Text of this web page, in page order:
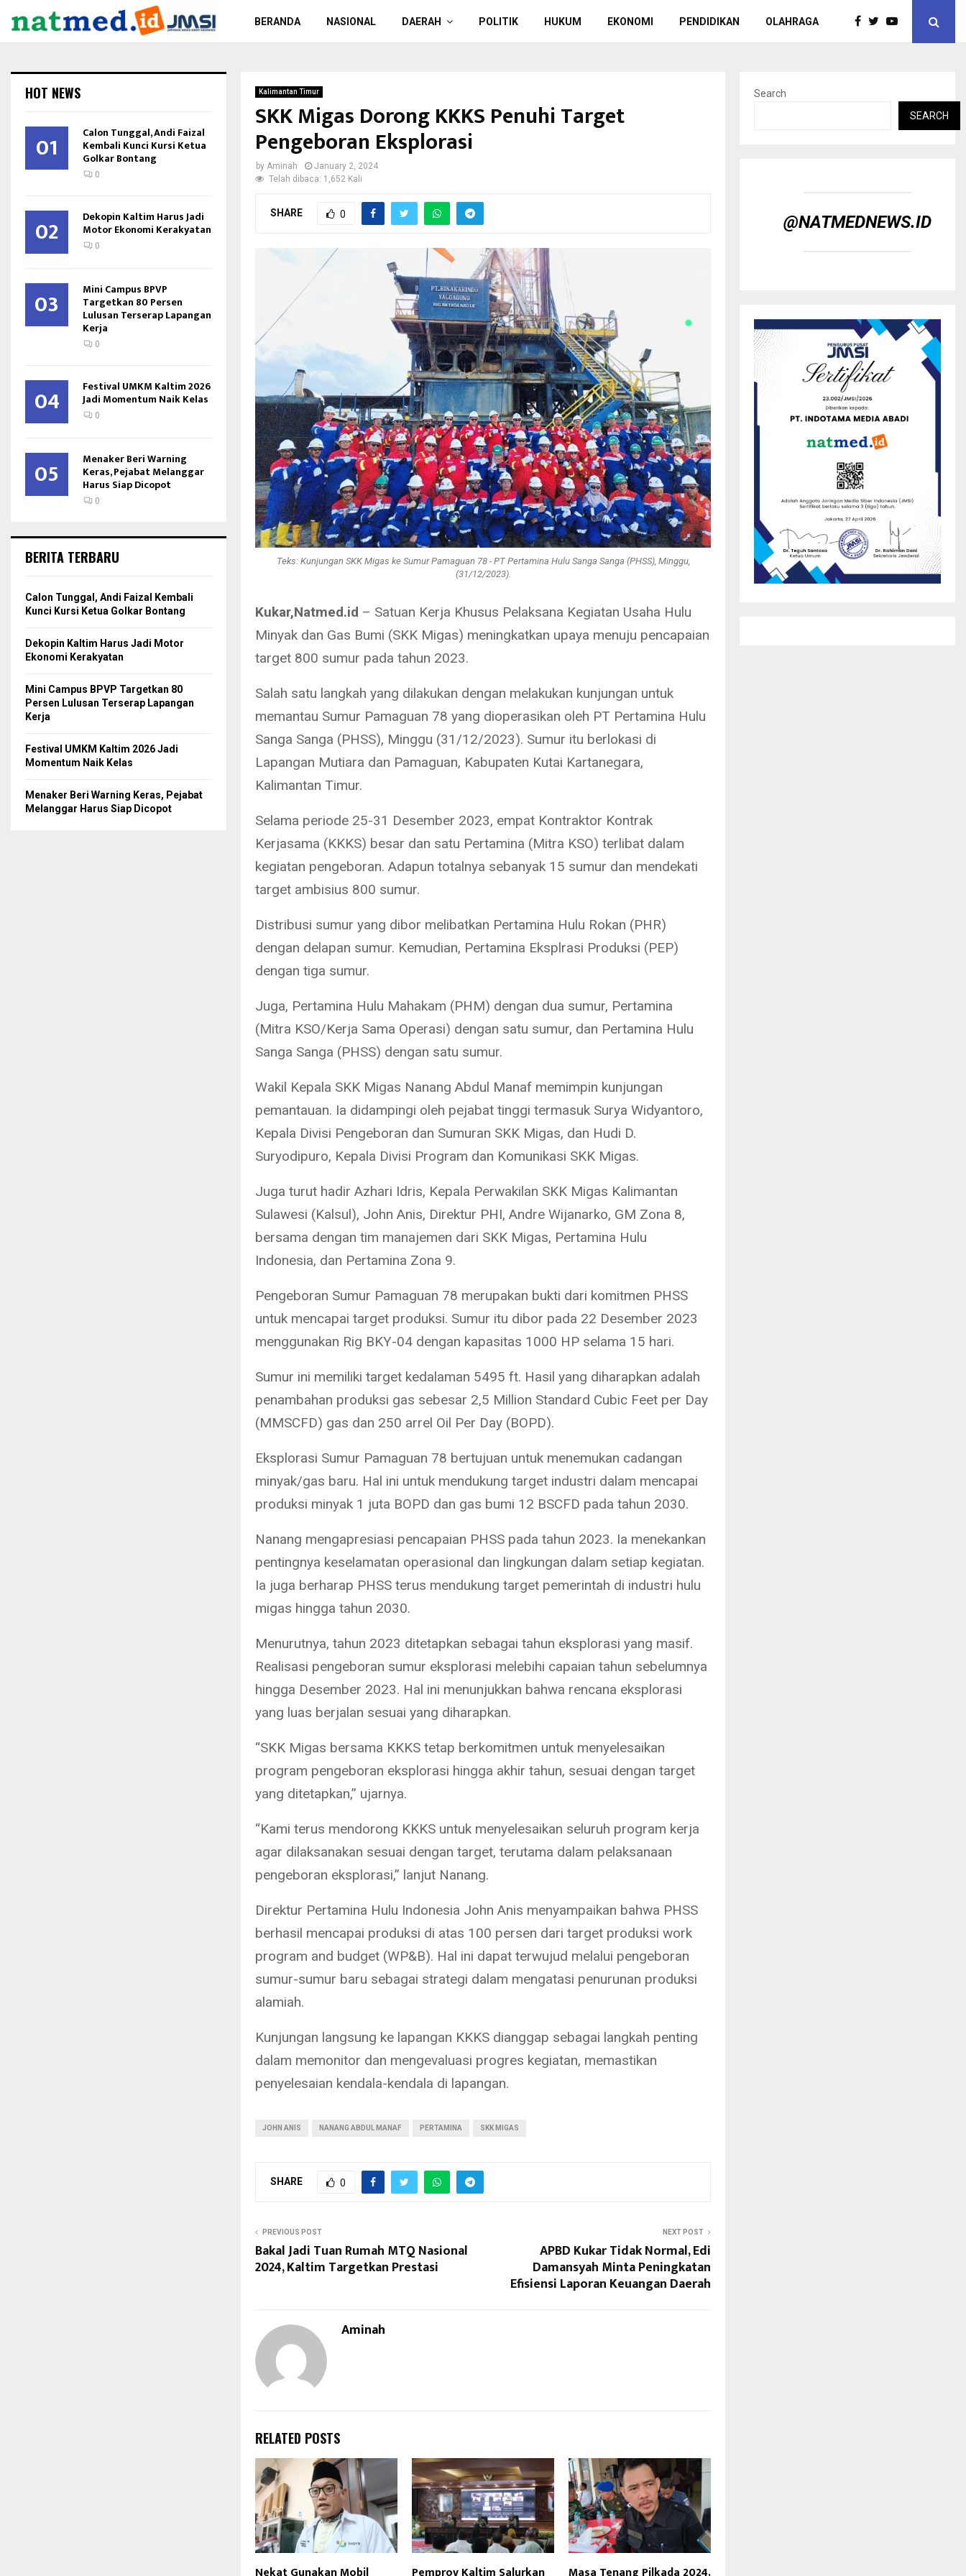
BERANDA NASIONAL DAERAH POLITIK HUKUM EKONOMI PENDIDIKAN OLAHRAGA
Kalimantan Timur
SKK Migas Dorong KKKS Penuhi Target
Pengeboran Eksplorasi
by Aminah
January 2, 2024
Telah dibaca: 1,652 Kali
SHARE 0
Teks: Kunjungan SKK Migas ke Sumur Pamaguan 78 - PT Pertamina Hulu Sanga Sanga (PHSS), Minggu,
(31/12/2023).
Kukar,Natmed.id – Satuan Kerja Khusus Pelaksana Kegiatan Usaha Hulu
Minyak dan Gas Bumi (SKK Migas) meningkatkan upaya menuju pencapaian
target 800 sumur pada tahun 2023.
Salah satu langkah yang dilakukan dengan melakukan kunjungan untuk
memantau Sumur Pamaguan 78 yang dioperasikan oleh PT Pertamina Hulu
Sanga Sanga (PHSS), Minggu (31/12/2023). Sumur itu berlokasi di
Lapangan Mutiara dan Pamaguan, Kabupaten Kutai Kartanegara,
Kalimantan Timur.
Selama periode 25-31 Desember 2023, empat Kontraktor Kontrak
Kerjasama (KKKS) besar dan satu Pertamina (Mitra KSO) terlibat dalam
kegiatan pengeboran. Adapun totalnya sebanyak 15 sumur dan mendekati
target ambisius 800 sumur.
Distribusi sumur yang dibor melibatkan Pertamina Hulu Rokan (PHR)
dengan delapan sumur. Kemudian, Pertamina Eksplrasi Produksi (PEP)
dengan tiga sumur.
Juga, Pertamina Hulu Mahakam (PHM) dengan dua sumur, Pertamina
(Mitra KSO/Kerja Sama Operasi) dengan satu sumur, dan Pertamina Hulu
Sanga Sanga (PHSS) dengan satu sumur.
Wakil Kepala SKK Migas Nanang Abdul Manaf memimpin kunjungan
pemantauan. Ia didampingi oleh pejabat tinggi termasuk Surya Widyantoro,
Kepala Divisi Pengeboran dan Sumuran SKK Migas, dan Hudi D.
Suryodipuro, Kepala Divisi Program dan Komunikasi SKK Migas.
Juga turut hadir Azhari Idris, Kepala Perwakilan SKK Migas Kalimantan
Sulawesi (Kalsul), John Anis, Direktur PHI, Andre Wijanarko, GM Zona 8,
bersama dengan tim manajemen dari SKK Migas, Pertamina Hulu
Indonesia, dan Pertamina Zona 9.
Pengeboran Sumur Pamaguan 78 merupakan bukti dari komitmen PHSS
untuk mencapai target produksi. Sumur itu dibor pada 22 Desember 2023
menggunakan Rig BKY-04 dengan kapasitas 1000 HP selama 15 hari.
Sumur ini memiliki target kedalaman 5495 ft. Hasil yang diharapkan adalah
penambahan produksi gas sebesar 2,5 Million Standard Cubic Feet per Day
(MMSCFD) gas dan 250 arrel Oil Per Day (BOPD).
Eksplorasi Sumur Pamaguan 78 bertujuan untuk menemukan cadangan
minyak/gas baru. Hal ini untuk mendukung target industri dalam mencapai
produksi minyak 1 juta BOPD dan gas bumi 12 BSCFD pada tahun 2030.
Nanang mengapresiasi pencapaian PHSS pada tahun 2023. Ia menekankan
pentingnya keselamatan operasional dan lingkungan dalam setiap kegiatan.
Ia juga berharap PHSS terus mendukung target pemerintah di industri hulu
migas hingga tahun 2030.
Menurutnya, tahun 2023 ditetapkan sebagai tahun eksplorasi yang masif.
Realisasi pengeboran sumur eksplorasi melebihi capaian tahun sebelumnya
hingga Desember 2023. Hal ini menunjukkan bahwa rencana eksplorasi
yang luas berjalan sesuai yang diharapkan.
“SKK Migas bersama KKKS tetap berkomitmen untuk menyelesaikan
program pengeboran eksplorasi hingga akhir tahun, sesuai dengan target
yang ditetapkan,” ujarnya.
“Kami terus mendorong KKKS untuk menyelesaikan seluruh program kerja
agar dilaksanakan sesuai dengan target, terutama dalam pelaksanaan
pengeboran eksplorasi,” lanjut Nanang.
Direktur Pertamina Hulu Indonesia John Anis menyampaikan bahwa PHSS
berhasil mencapai produksi di atas 100 persen dari target produksi work
program and budget (WP&B). Hal ini dapat terwujud melalui pengeboran
sumur-sumur baru sebagai strategi dalam mengatasi penurunan produksi
alamiah.
Kunjungan langsung ke lapangan KKKS dianggap sebagai langkah penting
dalam memonitor dan mengevaluasi progres kegiatan, memastikan
penyelesaian kendala-kendala di lapangan.
JOHN ANIS NANANG ABDUL MANAF PERTAMINA SKK MIGAS
SHARE 0
PREVIOUS POST
Bakal Jadi Tuan Rumah MTQ Nasional
2024, Kaltim Targetkan Prestasi
NEXT POST
APBD Kukar Tidak Normal, Edi
Damansyah Minta Peningkatan
Efisiensi Laporan Keuangan Daerah
Aminah
RELATED POSTS
HOT NEWS
01 Calon Tunggal, Andi Faizal
Kembali Kunci Kursi Ketua
Golkar Bontang
0
02 Dekopin Kaltim Harus Jadi
Motor Ekonomi Kerakyatan
0
03 Mini Campus BPVP
Targetkan 80 Persen
Lulusan Terserap Lapangan
Kerja
0
04 Festival UMKM Kaltim 2026
Jadi Momentum Naik Kelas
0
05 Menaker Beri Warning
Keras, Pejabat Melanggar
Harus Siap Dicopot
0
BERITA TERBARU
Calon Tunggal, Andi Faizal Kembali
Kunci Kursi Ketua Golkar Bontang
Dekopin Kaltim Harus Jadi Motor
Ekonomi Kerakyatan
Mini Campus BPVP Targetkan 80
Persen Lulusan Terserap Lapangan
Kerja
Festival UMKM Kaltim 2026 Jadi
Momentum Naik Kelas
Menaker Beri Warning Keras, Pejabat
Melanggar Harus Siap Dicopot
Search
SEARCH
@NATMEDNEWS.ID